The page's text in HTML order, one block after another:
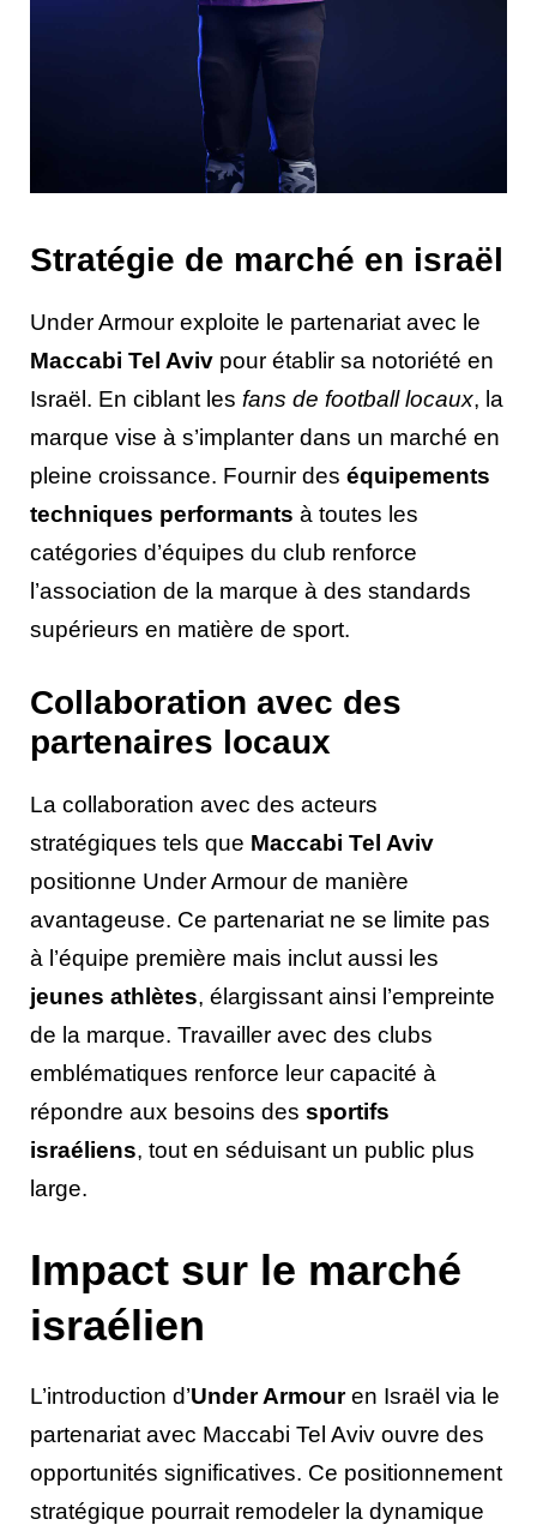
Stratégie de marché en israël
Under Armour exploite le partenariat avec le
Maccabi Tel Aviv pour établir sa notoriété en
Israël. En ciblant les fans de football locaux, la
marque vise à s’implanter dans un marché en
pleine croissance. Fournir des équipements
techniques performants à toutes les
catégories d’équipes du club renforce
l’association de la marque à des standards
supérieurs en matière de sport.
Collaboration avec des
partenaires locaux
La collaboration avec des acteurs
stratégiques tels que Maccabi Tel Aviv
positionne Under Armour de manière
avantageuse. Ce partenariat ne se limite pas
à l’équipe première mais inclut aussi les
jeunes athlètes, élargissant ainsi l’empreinte
de la marque. Travailler avec des clubs
emblématiques renforce leur capacité à
répondre aux besoins des sportifs
israéliens, tout en séduisant un public plus
large.
Impact sur le marché
israélien
L’introduction d’Under Armouren Israël via le
partenariat avec Maccabi Tel Aviv ouvre des
opportunités significatives. Ce positionnement
stratégique pourrait remodeler la dynamique